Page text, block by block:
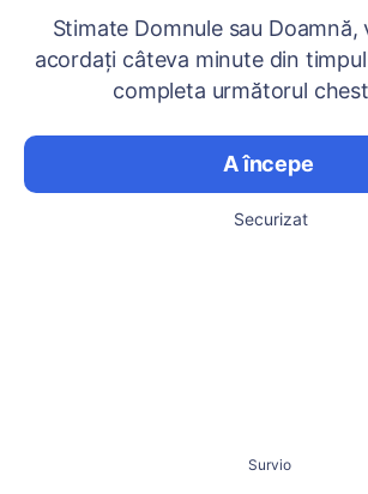
Stimate Domnule sau Doamnă,
acordați câteva minute din
completa următorul
A începe
Securizat
Survio